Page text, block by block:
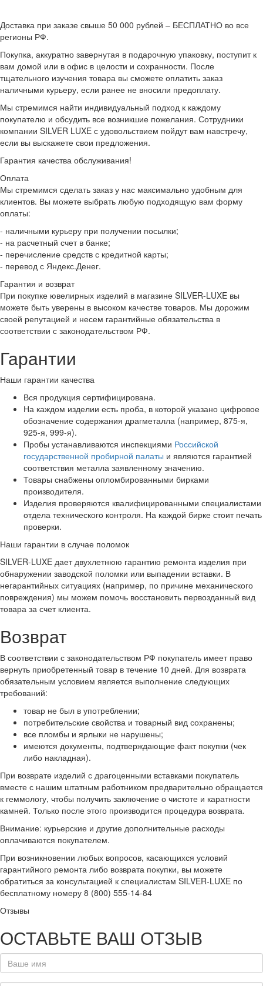
Доставка при заказе свыше 50 000 рублей – БЕСПЛАТНО во все
регионы РФ.
Покупка, аккуратно завернутая в подарочную упаковку, поступит к
вам домой или в офис в целости и сохранности. После
тщательного изучения товара вы сможете оплатить заказ
наличными курьеру, если ранее не вносили предоплату.
Мы стремимся найти индивидуальный подход к каждому
покупателю и обсудить все возникшие пожелания. Сотрудники
компании SILVER LUXE с удовольствием пойдут вам навстречу,
если вы выскажете свои предложения.
Гарантия качества обслуживания!
Оплата
Мы стремимся сделать заказ у нас максимально удобным для
клиентов. Вы можете выбрать любую подходящую вам форму
оплаты:
- наличными курьеру при получении посылки;
- на расчетный счет в банке;
- перечисление средств с кредитной карты;
- перевод с Яндекс.Денег.
Гарантия и возврат
При покупке ювелирных изделий в магазине SILVER-LUXE вы
можете быть уверены в высоком качестве товаров. Мы дорожим
своей репутацией и несем гарантийные обязательства в
соответствии с законодательством РФ.
Гарантии
Наши гарантии качества
Вся продукция сертифицирована.
На каждом изделии есть проба, в которой указано цифровое
обозначение содержания драгметалла (например, 875-я,
925-я, 999-я).
Пробы устанавливаются инспекциями Российской
государственной пробирной палаты и являются гарантией
соответствия металла заявленному значению.
Товары снабжены опломбированными бирками
производителя.
Изделия проверяются квалифицированными специалистами
отдела технического контроля. На каждой бирке стоит печать
проверки.
Наши гарантии в случае поломок
SILVER-LUXE дает двухлетнюю гарантию ремонта изделия при
обнаружении заводской поломки или выпадении вставки. В
негарантийных ситуациях (например, по причине механического
повреждения) мы можем помочь восстановить первозданный вид
товара за счет клиента.
Возврат
В соответствии с законодательством РФ покупатель имеет право
вернуть приобретенный товар в течение 10 дней. Для возврата
обязательным условием является выполнение следующих
требований:
товар не был в употреблении;
потребительские свойства и товарный вид сохранены;
все пломбы и ярлыки не нарушены;
имеются документы, подтверждающие факт покупки (чек
либо накладная).
При возврате изделий с драгоценными вставками покупатель
вместе с нашим штатным работником предварительно обращается
к геммологу, чтобы получить заключение о чистоте и каратности
камней. Только после этого производится процедура возврата.
Внимание: курьерские и другие дополнительные расходы
оплачиваются покупателем.
При возникновении любых вопросов, касающихся условий
гарантийного ремонта либо возврата покупки, вы можете
обратиться за консультацией к специалистам SILVER-LUXE по
бесплатному номеру 8 (800) 555-14-84
Отзывы
ОСТАВЬТЕ ВАШ ОТЗЫВ